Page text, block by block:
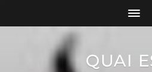
QUAI